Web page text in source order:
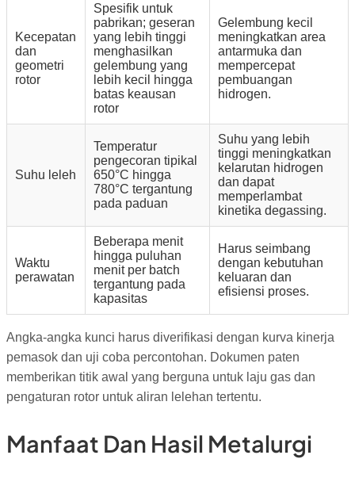
Kecepatan
dan
geometri
rotor
Spesifik untuk
pabrikan; geseran
yang lebih tinggi
menghasilkan
gelembung yang
lebih kecil hingga
batas keausan
rotor
Gelembung kecil
meningkatkan area
antarmuka dan
mempercepat
pembuangan
hidrogen.
Suhu leleh
Temperatur
pengecoran tipikal
650°C hingga
780°C tergantung
pada paduan
Suhu yang lebih
tinggi meningkatkan
kelarutan hidrogen
dan dapat
memperlambat
kinetika degassing.
Waktu
perawatan
Beberapa menit
hingga puluhan
menit per batch
tergantung pada
kapasitas
Harus seimbang
dengan kebutuhan
keluaran dan
efisiensi proses.
Angka-angka kunci harus diverifikasi dengan kurva kinerja
pemasok dan uji coba percontohan. Dokumen paten
memberikan titik awal yang berguna untuk laju gas dan
pengaturan rotor untuk aliran lelehan tertentu.
Manfaat Dan Hasil Metalurgi